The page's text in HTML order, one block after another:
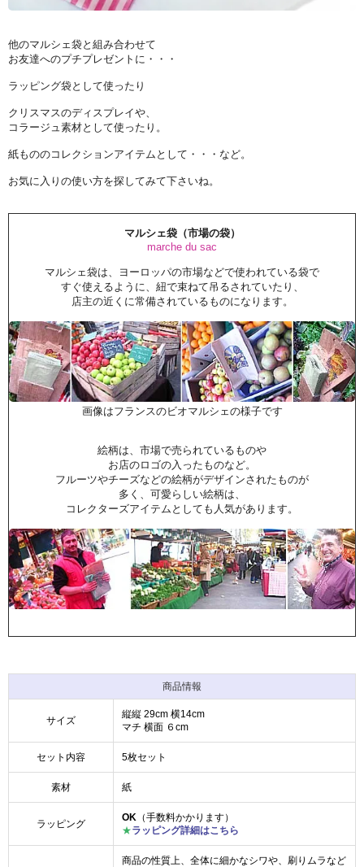
他のマルシェ袋と組み合わせて
お友達へのプチプレゼントに・・・
ラッピング袋として使ったり
クリスマスのディスプレイや、
コラージュ素材として使ったり。
紙もののコレクションアイテムとして・・・など。
お気に入りの使い方を探してみて下さいね。
マルシェ袋（市場の袋）
marche du sac
マルシェ袋は、ヨーロッパの市場などで使われている袋で
すぐ使えるように、紐で束ねて吊るされていたり、
店主の近くに常備されているものになります。
画像はフランスのビオマルシェの様子です
絵柄は、市場で売られているものや
お店のロゴの入ったものなど。
フルーツやチーズなどの絵柄がデザインされたものが
多く、可愛らしい絵柄は、
コレクターズアイテムとしても人気があります。
商品情報
サイズ
縦縦 29cm 横14cm
マチ 横面 ６cm
セット内容 5枚セット
素材 紙
ラッピング
OK （手数料かかります）
★ラッピング詳細はこちら
商品の性質上、全体に細かなシワや、刷りムラなど